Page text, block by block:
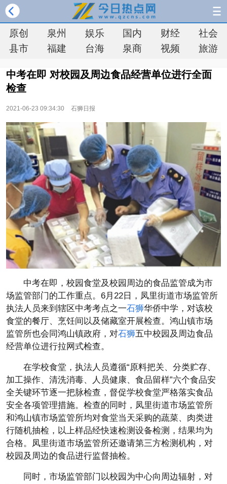
原创 泉州 娱乐 国内 财经
社会
县市
福建 台海 泉商 视频 旅游
中考在即 对校园及周边食品经营单位进行全面
检查
2021-06-23 09:34:30 石狮日报
中考在即，校园食堂及校园周边的食品监管成为市
场监管部门的工作重点。6月22日，凤里街道市场监管所
执法人员来到辖区中考考点之一石狮华侨中学，对该校
食堂的餐厅、烹饪间以及储藏室开展检查。鸿山镇市场
监管所也会同鸿山镇政府，对石狮五中校园及周边食品
经营单位进行拉网式检查。
在学校食堂，执法人员遵循“原料把关、分类贮存、
加工操作、清洗消毒、人员健康、食品留样”六个食品安
全关键环节逐一把脉检查，督促学校食堂严格落实食品
安全各项管理措施。检查的同时，凤里街道市场监管所
和鸿山镇市场监管所均对食堂当天采购的蔬菜、肉类进
行随机抽检，以上样品经快速检测设备检测，结果均为
合格。凤里街道市场监管所还邀请第三方检测机构，对
校园及周边的食品进行监督抽检。
同时，市场监管部门以校园为中心向周边辐射，对